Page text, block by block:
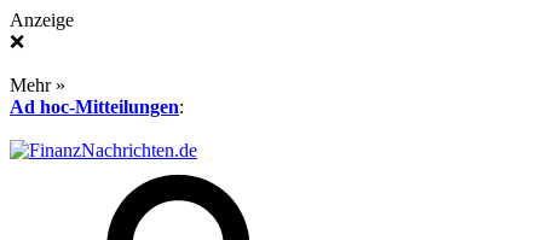
Anzeige
❌
Mehr »
Ad hoc-Mitteilungen: